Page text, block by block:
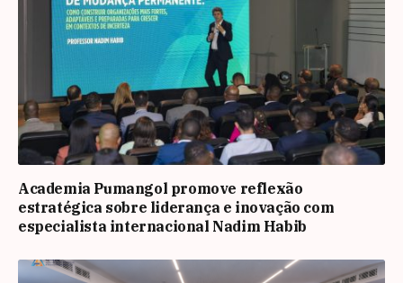
Academia Pumangol promove reflexão
estratégica sobre liderança e inovação com
especialista internacional Nadim Habib